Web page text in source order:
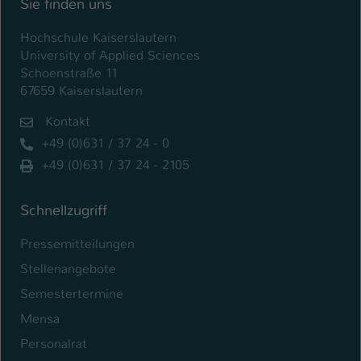
Sie finden uns
Hochschule Kaiserslautern
University of Applied Sciences
Schoenstraße 11
67659 Kaiserslautern
Kontakt
+49 (0)631 / 37 24 - 0
+49 (0)631 / 37 24 - 2105
Schnellzugriff
Pressemitteilungen
Stellenangebote
Semestertermine
Mensa
Personalrat
Zweck
Speicherung Ihrer vorgenommen
Einstellungen, falls der Webseiten-
Betreiber dies eingestellt hat.
Name
Anbieter TYPO3
Cookie von TYPO3. Es speichert im Fall
eines Intranet-Logins die Session-ID. So
wiedererkannt werden und es wird ihm